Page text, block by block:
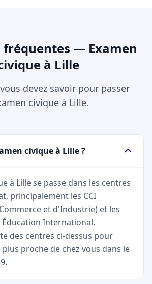
fréquentes — Examen
à Lille
devez savoir pour passer
civique à Lille.
civique à Lille ?
à Lille se passe dans les centres
principalement les CCI
et d'Industrie) et les
Éducation International.
des centres ci-dessus pour
proche de chez vous dans le